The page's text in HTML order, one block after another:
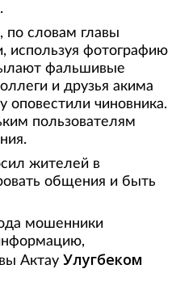
.
словам главы
используя фотографию
фальшивые
и друзья акима
оповестили чиновника.
пользователям
жителей в
общения и быть
мошенники
Актау Улугбеком